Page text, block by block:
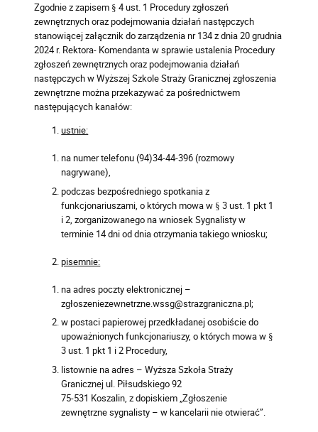
Zgodnie z zapisem § 4 ust. 1 Procedury zgłoszeń
zewnętrznych oraz podejmowania działań następczych
stanowiącej załącznik do zarządzenia nr 134 z dnia 20 grudnia
2024 r. Rektora- Komendanta w sprawie ustalenia Procedury
zgłoszeń zewnętrznych oraz podejmowania działań
następczych w Wyższej Szkole Straży Granicznej zgłoszenia
zewnętrzne można przekazywać za pośrednictwem
następujących kanałów:
ustnie:
na numer telefonu (94)34-44-396 (rozmowy
nagrywane),
podczas bezpośredniego spotkania z
funkcjonariuszami, o których mowa w § 3 ust. 1 pkt 1
i 2, zorganizowanego na wniosek Sygnalisty w
terminie 14 dni od dnia otrzymania takiego wniosku;
pisemnie:
na adres poczty elektronicznej –
zgłoszeniezewnetrzne.wssg@strazgraniczna.pl;
w postaci papierowej przedkładanej osobiście do
upoważnionych funkcjonariuszy, o których mowa w §
3 ust. 1 pkt 1 i 2 Procedury,
listownie na adres – Wyższa Szkoła Straży
Granicznej ul. Piłsudskiego 92
75-531 Koszalin, z dopiskiem „Zgłoszenie
zewnętrzne sygnalisty – w kancelarii nie otwierać”.